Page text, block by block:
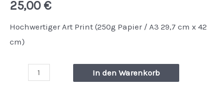
25,00 €
Hochwertiger Art Print (250g Papier / A3 29,7 cm x 42
cm)
In den Warenkorb